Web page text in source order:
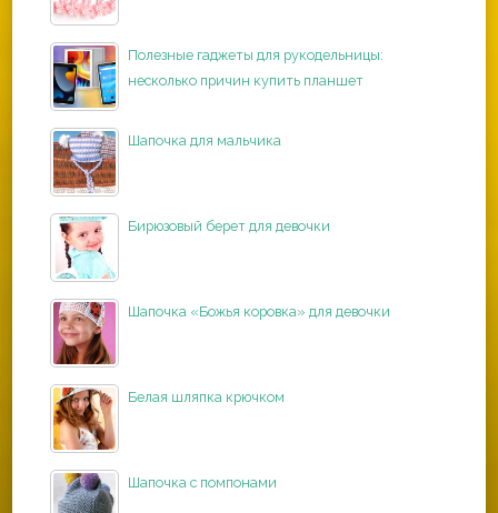
Полезные гаджеты для рукодельницы:
несколько причин купить планшет
Шапочка для мальчика
Бирюзовый берет для девочки
Шапочка «Божья коровка» для девочки
Белая шляпка крючком
Шапочка с помпонами